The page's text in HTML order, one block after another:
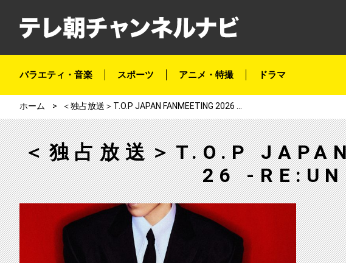
バラエティ・音楽 スポーツ アニメ・特撮 ドラマ
ホーム
＜独占放送＞T.O.P
26 -